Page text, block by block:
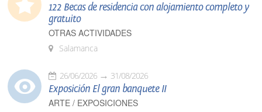
122 Becas de residencia con alojamiento completo y
gratuito
OTRAS ACTIVIDADES
Salamanca
26/06/2026 31/08/2026
Exposición El gran banquete II
ARTE / EXPOSICIONES